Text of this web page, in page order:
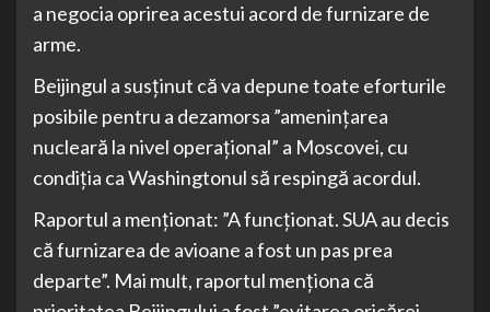
a negocia oprirea acestui acord de furnizare de
arme.
Beijingul a susținut că va depune toate eforturile
posibile pentru a dezamorsa ”amenințarea
nucleară la nivel operațional” a Moscovei, cu
condiția ca Washingtonul să respingă acordul.
Raportul a menționat: ”A funcționat. SUA au decis
că furnizarea de avioane a fost un pas prea
departe”. Mai mult, raportul menționa că